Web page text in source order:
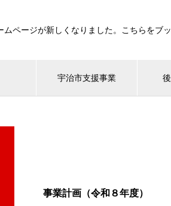
ムページが新しくなりました。こちらをブ
宇治市支援事業
事業計画（令和８年度）